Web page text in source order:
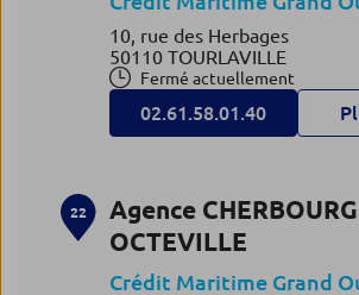
10, rue des Herbages
50110 TOURLAVILLE
Fermé actuellement
02.61.58.01.40
22
Agence CHERBOURG
OCTEVILLE
Crédit Maritime Grand